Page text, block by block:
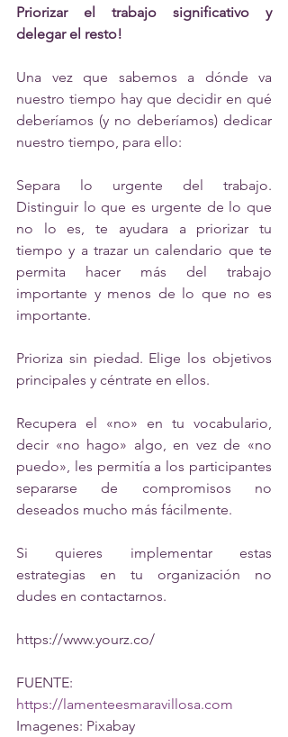
Priorizar el trabajo significativo y
delegar el resto!
Una vez que sabemos a dónde va
nuestro tiempo hay que decidir en qué
deberíamos (y no deberíamos) dedicar
nuestro tiempo, para ello:
Separa lo urgente del trabajo.
Distinguir lo que es urgente de lo que
no lo es, te ayudara a priorizar tu
tiempo y a trazar un calendario que te
permita hacer más del trabajo
importante y menos de lo que no es
importante.
Prioriza sin piedad. Elige los objetivos
principales y céntrate en ellos.
Recupera el «no» en tu vocabulario,
decir «no hago» algo, en vez de «no
puedo», les permitía a los participantes
separarse de compromisos no
deseados mucho más fácilmente.
Si quieres implementar estas
estrategias en tu organización no
dudes en contactarnos.
https://www.yourz.co/
https://lamenteesmaravillosa.com
Imagenes: Pixabay